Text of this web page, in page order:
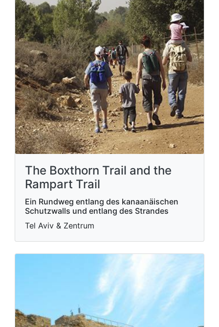
The Boxthorn Trail and the
Rampart Trail
Ein Rundweg entlang des kanaanäischen
Schutzwalls und entlang des Strandes
Tel Aviv & Zentrum